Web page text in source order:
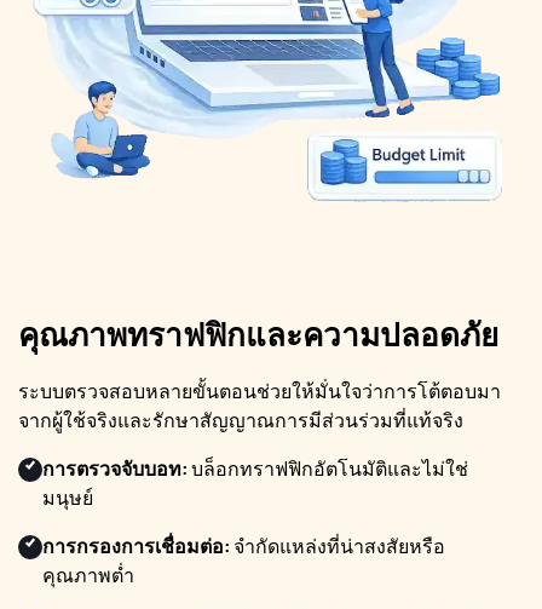
คุณภาพทราฟฟิกและความปลอดภัย
ระบบตรวจสอบหลายขั้นตอนช่วยให้มั่นใจว่าการโต้ตอบมา
จากผู้ใช้จริงและรักษาสัญญาณการมีส่วนร่วมที่แท้จริง
การตรวจจับบอท:บล็อกทราฟฟิกอัตโนมัติและไม่ใช่
มนุษย์
การกรองการเชื่อมต่อ: จำกัดแหล่งที่น่าสงสัยหรือ
คุณภาพต่ำ